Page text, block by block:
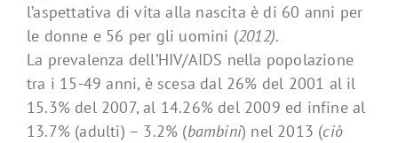
l’aspettativa di vita alla nascita è di 60 anni per
le donne e 56 per gli uomini (2012).
La prevalenza dell’HIV/AIDS nella popolazione
tra i 15-49 anni, è scesa dal 26% del 2001 al il
15.3% del 2007, al 14.26% del 2009 ed infine al
13.7% (adulti) – 3.2% (bambini) nel 2013 (ciò